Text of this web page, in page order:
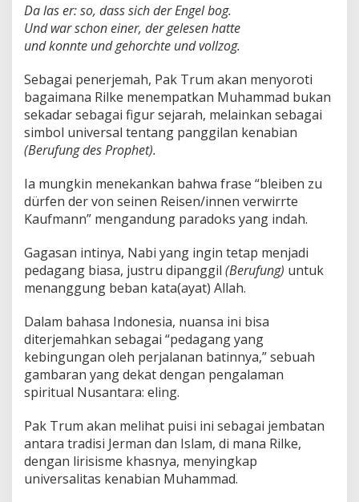
Da las er: so, dass sich der Engel bog.
Und war schon einer, der gelesen hatte
und konnte und gehorchte und vollzog.
Sebagai penerjemah, Pak Trum akan menyoroti
bagaimana Rilke menempatkan Muhammad bukan
sekadar sebagai figur sejarah, melainkan sebagai
simbol universal tentang panggilan kenabian
(Berufung des Prophet).
Ia mungkin menekankan bahwa frase “bleiben zu
dürfen der von seinen Reisen/innen verwirrte
Kaufmann” mengandung paradoks yang indah.
Gagasan intinya, Nabi yang ingin tetap menjadi
pedagang biasa, justru dipanggil (Berufung) untuk
menanggung beban kata(ayat) Allah.
Dalam bahasa Indonesia, nuansa ini bisa
diterjemahkan sebagai “pedagang yang
kebingungan oleh perjalanan batinnya,” sebuah
gambaran yang dekat dengan pengalaman
spiritual Nusantara: eling.
Pak Trum akan melihat puisi ini sebagai jembatan
antara tradisi Jerman dan Islam, di mana Rilke,
dengan lirisisme khasnya, menyingkap
universalitas kenabian Muhammad.